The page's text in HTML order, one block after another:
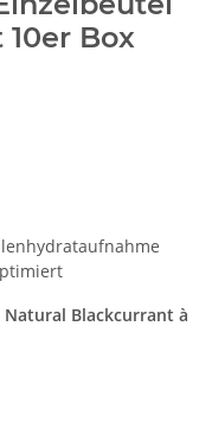
Box
Natural Blackcurrant à